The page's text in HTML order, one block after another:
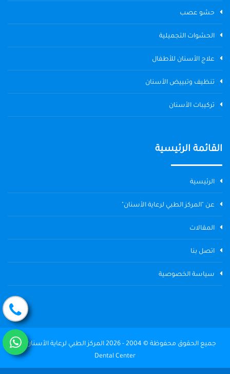
حشو عصب
الحشوات التجميلية
علاج الأسنان للأطفال
تنظيف وتبييض الأسنان
تركيبات الأسنان
القائمة الرئيسية
الرئيسية
عن "المركز الطبي لرعاية الأسنان"
المقالات
اتصل بنا
سياسة الخصوصية
جميع الحقوق محفوظة © 2004 - 2026 المركز الطبي لرعاية الأسنان The
Dental Center